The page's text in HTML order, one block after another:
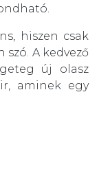
hiszen csak
A kedvező
új olasz
aminek egy